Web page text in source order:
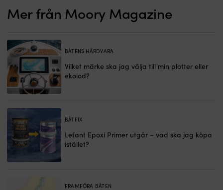
Mer från Moory Magazine
BÅTENS HÅRDVARA
Vilket märke ska jag välja till min plotter eller
ekolod?
BÅTFIX
Lefant Epoxi Primer utgår – vad ska jag köpa
istället?
FRAMFÖRA BÅTEN